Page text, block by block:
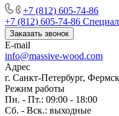
+7 (812) 605-74-86
+7 (812) 605-74-86
Заказать звонок
E-mail
info@massive-wood.com
Адрес
г. Санкт-Петербург,
Режим работы
Пн. - Пт.: 09:00 - 18:00
Сб. - Вск.: выходные